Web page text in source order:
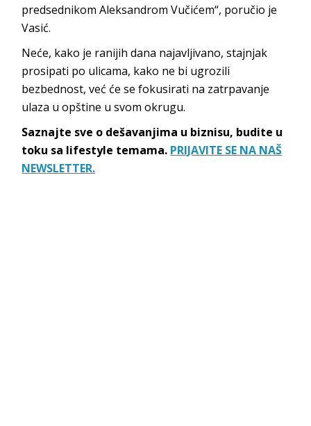
predsednikom Aleksandrom Vučićem“, poručio je
Vasić.
Neće, kako je ranijih dana najavljivano, stajnjak
prosipati po ulicama, kako ne bi ugrozili
bezbednost, već će se fokusirati na zatrpavanje
ulaza u opštine u svom okrugu.
Saznajte sve o dešavanjima u biznisu, budite u
toku sa lifestyle temama. PRIJAVITE SE NA NAŠ
NEWSLETTER.